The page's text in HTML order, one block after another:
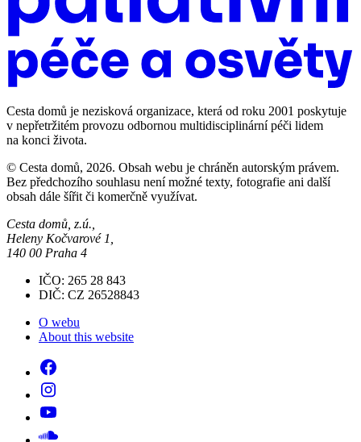
Cesta domů je nezisková organizace, která od roku 2001 poskytuje
v nepřetržitém provozu odbornou multidisciplinární péči lidem
na konci života.
© Cesta domů, 2026. Obsah webu je chráněn autorským právem.
Bez předchozího souhlasu není možné texty, fotografie ani další
obsah dále šířit či komerčně využívat.
Cesta domů, z.ú.,
Heleny Kočvarové 1,
140 00 Praha 4
IČO: 265 28 843
DIČ: CZ 26528843
O webu
About this website